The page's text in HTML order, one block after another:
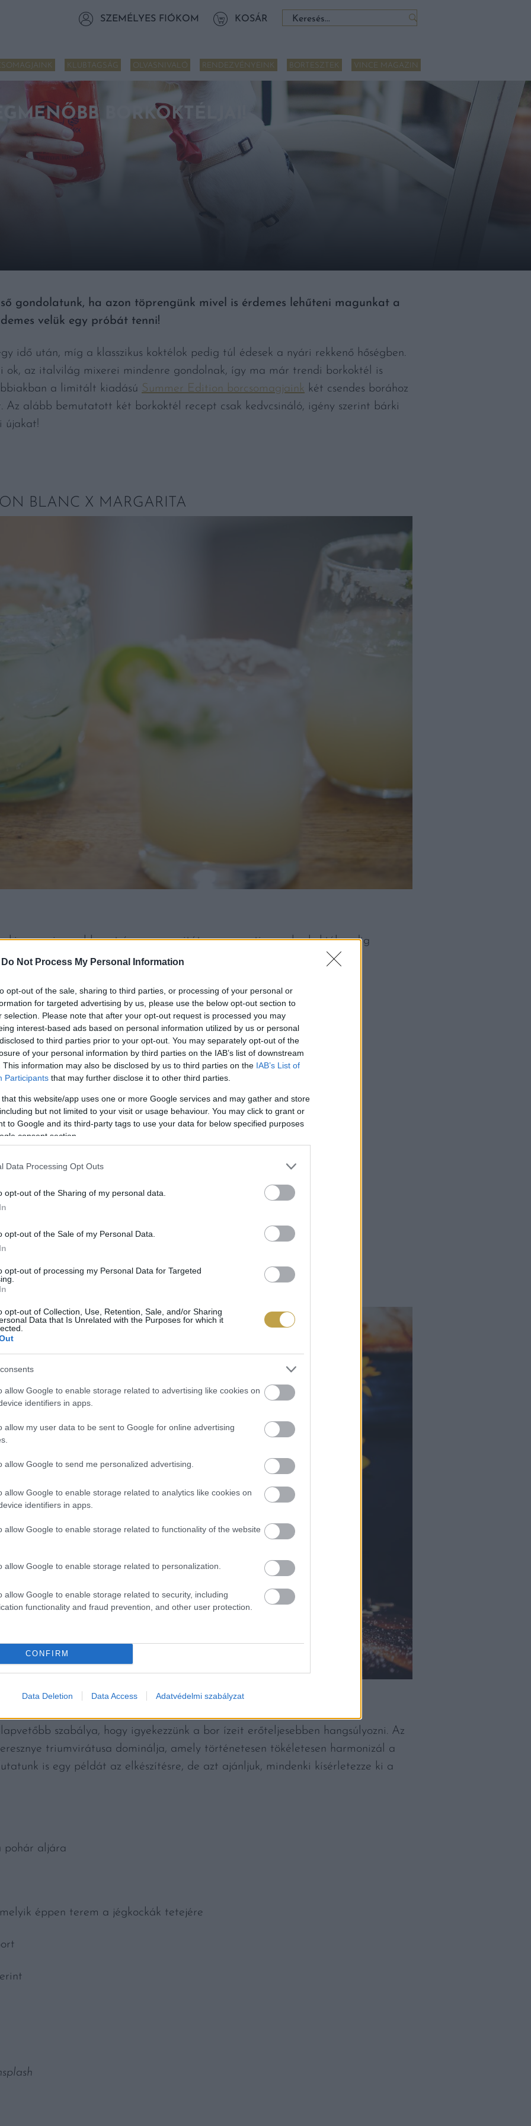
Do Not Process My Personal Information
opt-out of the sale, sharing to third parties, or processing of your personal or
for targeted advertising by us, please use the below opt-out section to
selection. Please note that after your opt-out request is processed you may
interest-based ads based on personal information utilized by us or personal
to third parties prior to your opt-out. You may separately opt-out of the
of your personal information by third parties on the IAB’s list of downstream
This information may also be disclosed by us to third parties on the IAB’s List of
Participants that may further disclose it to other third parties.
that this website/app uses one or more Google services and may gather and store
but not limited to your visit or usage behaviour. You may click to grant or
to Google and its third-party tags to use your data for below specified purposes
consent section.
Data Processing Opt Outs
opt-out of the Sharing of my personal data.
opt-out of the Sale of my Personal Data.
opt-out of processing my Personal Data for Targeted
opt-out of Collection, Use, Retention, Sale, and/or Sharing
Data that Is Unrelated with the Purposes for which it
allow Google to enable storage related to advertising like cookies on
identifiers in apps.
allow my user data to be sent to Google for online advertising
allow Google to send me personalized advertising.
allow Google to enable storage related to analytics like cookies on
identifiers in apps.
allow Google to enable storage related to functionality of the website
allow Google to enable storage related to personalization.
allow Google to enable storage related to security, including
functionality and fraud prevention, and other user protection.
CONFIRM
Data Deletion Data Access Adatvédelmi szabályzat
SZEMÉLYES FIÓKOM KOSÁR Keresés:
KLUBTAGSÁG OLVASNIVALÓ RENDEZVÉNYEINK BORTESZTEK VINCE MAGAZIN
BORKOKTÉLJAI!
gondolatunk, ha azon töprengünk mivel is érdemes lehűteni magunkat a
velük egy próbát tenni!
idő után, míg a klasszikus koktélok pedig túl édesek a nyári rekkenő hőségben.
ok, az italvilág mixerei mindenre gondolnak, így ma már trendi borkoktél is
a limitált kiadású Summer Edition borcsomagjaink két csendes borához
Az alább bemutatott két borkoktél recept csak kedvcsináló, igény szerint bárki
újakat!
BLANC X MARGARITA
aki a sauvignon blanc-t és a margaritát nem szereti, ez a borkoktél pedig
blanc-t
tequilát
és/vagy lime-lé ízlés szerint
lime karikát
BOGYÓSOK
Unsplash
szabálya, hogy igyekezzünk a bor ízeit erőteljesebben hangsúlyozni. Az
triumvirátusa dominálja, amely történetesen tökéletesen harmonizál a
is egy példát az elkészítésre, de azt ajánljuk, mindenki kísérletezze ki a
pohár aljára
éppen terem a jégkockák tetejére